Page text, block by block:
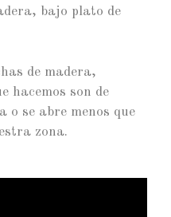
bajo plato de
de madera,
hacemos son de
o se abre menos que
zona.